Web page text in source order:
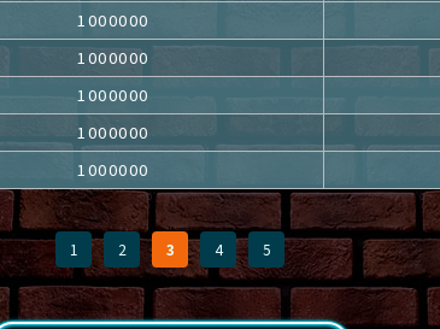
1000000
1000000
1000000
1000000
1000000
1 2 3 4 5